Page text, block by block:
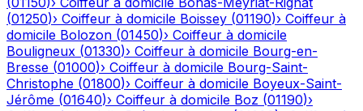
(01250)› Coiffeur à domicile Boissey (01190)› Coiffeur à
domicile Bolozon (01450)› Coiffeur à domicile
Bouligneux (01330)› Coiffeur à domicile Bourg-en-
Bresse (01000)› Coiffeur à domicile Bourg-Saint-
Christophe (01800)› Coiffeur à domicile Boyeux-Saint-
Jérôme (01640)› Coiffeur à domicile Boz (01190)›